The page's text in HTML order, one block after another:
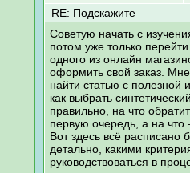
RE: Подскажите
Советую начать с
потом уже только
одного из онлайн
оформить свой заказ.
найти статью с полезной
как выбрать
правильно, на что
первую очередь, а на что
Вот здесь всё расписано
детально, какими
руководствоваться в